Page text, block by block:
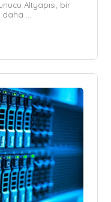
Altyapısı, bir
...